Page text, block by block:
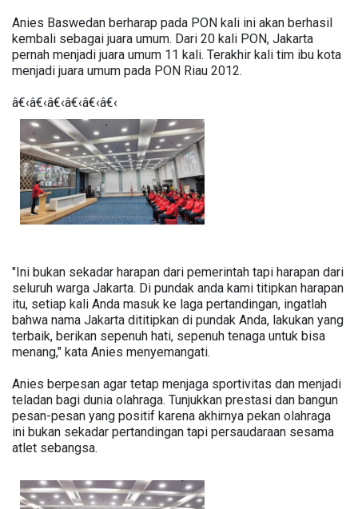
Anies Baswedan berharap pada PON kali ini akan berhasil
kembali sebagai juara umum. Dari 20 kali PON, Jakarta
pernah menjadi juara umum 11 kali. Terakhir kali tim ibu kota
menjadi juara umum pada PON Riau 2012.
â€‹â€‹â€‹â€‹â€‹â€‹
"Ini bukan sekadar harapan dari pemerintah tapi harapan dari
seluruh warga Jakarta. Di pundak anda kami titipkan harapan
itu, setiap kali Anda masuk ke laga pertandingan, ingatlah
bahwa nama Jakarta dititipkan di pundak Anda, lakukan yang
terbaik, berikan sepenuh hati, sepenuh tenaga untuk bisa
menang," kata Anies menyemangati.
Anies berpesan agar tetap menjaga sportivitas dan menjadi
teladan bagi dunia olahraga. Tunjukkan prestasi dan bangun
pesan-pesan yang positif karena akhirnya pekan olahraga
ini bukan sekadar pertandingan tapi persaudaraan sesama
atlet sebangsa.